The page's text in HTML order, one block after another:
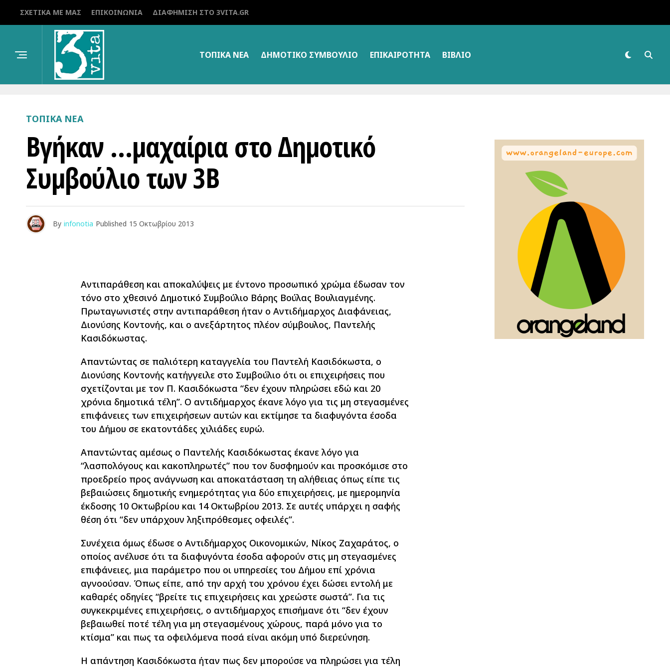
ΣΧΕΤΙΚΆ ΜΕ ΜΑΣ ΕΠΙΚΟΙΝΩΝΊΑ ΔΙΑΦΉΜΙΣΗ ΣΤΟ 3VITA.GR
ΤΟΠΙΚΑ ΝΕΑ ΔΗΜΟΤΙΚΌ ΣΥΜΒΟΎΛΙΟ ΕΠΙΚΑΙΡΌΤΗΤΑ ΒΙΒΛΊΟ
ΤΟΠΙΚΑ ΝΕΑ
Βγήκαν …μαχαίρια στο Δημοτικό
Συμβούλιο των 3Β
By infonotia Published 15 Οκτωβρίου 2013
Αντιπαράθεση και αποκαλύψεις με έντονο προσωπικό χρώμα έδωσαν τον
τόνο στο χθεσινό Δημοτικό Συμβούλιο Βάρης Βούλας Βουλιαγμένης.
Πρωταγωνιστές στην αντιπαράθεση ήταν ο Αντιδήμαρχος Διαφάνειας,
Διονύσης Κοντονής, και ο ανεξάρτητος πλέον σύμβουλος, Παντελής
Κασιδόκωστας.
Απαντώντας σε παλιότερη καταγγελία του Παντελή Κασιδόκωστα, ο
Διονύσης Κοντονής κατήγγειλε στο Συμβούλιο ότι οι επιχειρήσεις που
σχετίζονται με τον Π. Κασιδόκωστα “δεν έχουν πληρώσει εδώ και 20
χρόνια δημοτικά τέλη”. Ο αντιδήμαρχος έκανε λόγο για τις μη στεγασμένες
επιφάνειες των επιχειρήσεων αυτών και εκτίμησε τα διαφυγόντα έσοδα
του Δήμου σε εκατοντάδες χιλιάδες ευρώ.
Απαντώντας αμέσως ο Παντελής Κασιδόκωστας έκανε λόγο για
“λασπολόγους και κακοπληρωτές” που τον δυσφημούν και προσκόμισε στο
προεδρείο προς ανάγνωση και αποκατάσταση τη αλήθειας όπως είπε τις
βεβαιώσεις δημοτικής ενημερότητας για δύο επιχειρήσεις, με ημερομηνία
έκδοσης 10 Οκτωβρίου και 14 Οκτωβρίου 2013. Σε αυτές υπάρχει η σαφής
θέση ότι “δεν υπάρχουν ληξιπρόθεσμες οφειλές”.
Συνέχεια όμως έδωσε ο Αντιδήμαρχος Οικονομικών, Νίκος Ζαχαράτος, ο
οποίος ανέλυσε ότι τα διαφυγόντα έσοδα αφορούν στις μη στεγασμένες
επιφάνειες, μια παράμετρο που οι υπηρεσίες του Δήμου επί χρόνια
αγνοούσαν. Όπως είπε, από την αρχή του χρόνου έχει δώσει εντολή με
καθαρές οδηγίες “βρείτε τις επιχειρήσεις και χρεώστε σωστά”. Για τις
συγκεκριμένες επιχειρήσεις, ο αντιδήμαρχος επισήμανε ότι “δεν έχουν
βεβαιωθεί ποτέ τέλη για μη στεγασμένους χώρους, παρά μόνο για το
κτίσμα” και πως τα οφειλόμενα ποσά είναι ακόμη υπό διερεύνηση.
Η απάντηση Κασιδόκωστα ήταν πως δεν μπορούσε να πληρώσει για τέλη